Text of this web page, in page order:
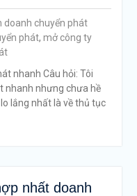
doanh chuyển phát
phát, mở công ty
nhanh Câu hỏi: Tôi
nhanh nhưng chưa hề
lắng nhất là về thủ tục
nhất doanh